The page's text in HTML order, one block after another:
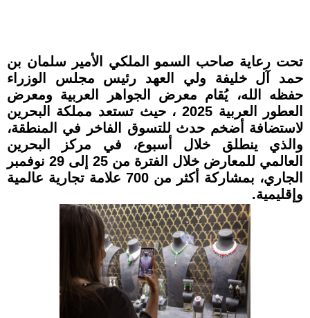
تحت رعاية صاحب السمو الملكي الأمير سلمان بن
حمد آل خليفة ولي العهد رئيس مجلس الوزراء
حفظه الله، يُقام معرض الجواهر العربية ومعرض
العطور العربية 2025 ، حيث تستعد مملكة البحرين
لاستضافة أضخم حدث للتسوق الفاخر في المنطقة،
والذي ينطلق خلال أسبوع، في مركز البحرين
العالمي للمعارض خلال الفترة من 25 إلى 29 نوفمبر
الجاري، بمشاركة أكثر من 700 علامة تجارية عالمية
وإقليمية.